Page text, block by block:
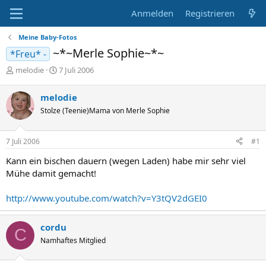
Anmelden Registrieren
Meine Baby-Fotos
*Freu* - ~*~Merle Sophie~*~
E
s
t
e
l
l
e
melodie
E
t
e
l
m
7 Juli 2006
melodie
Stolze (Teenie)Mama von Merle Sophie
7 Juli 2006 #1
Kann ein bischen dauern (wegen Laden) habe mir sehr viel
Mühe damit gemacht!
http://www.youtube.com/watch?v=Y3tQV2dGEI0
C cordu
Namhaftes Mitglied